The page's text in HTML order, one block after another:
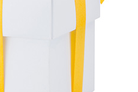
anche Vedi tutti
NOVITÀ